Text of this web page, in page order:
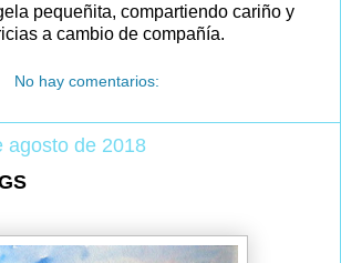
pequeñita, compartiendo cariño y
a cambio de compañía.
No hay comentarios:
agosto de 2018